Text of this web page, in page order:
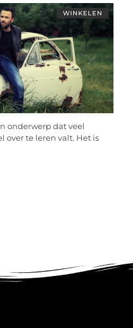
WINKELEN
onderwerp dat veel
over te leren valt. Het is